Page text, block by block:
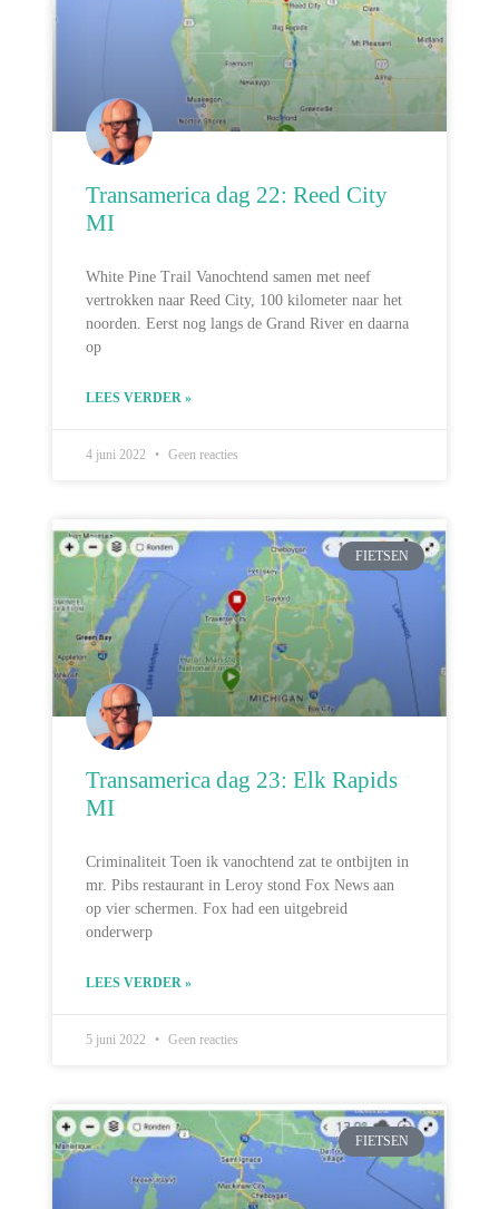
Transamerica dag 22: Reed City
MI
White Pine Trail Vanochtend samen met neef
vertrokken naar Reed City, 100 kilometer naar het
noorden. Eerst nog langs de Grand River en daarna
op
LEES VERDER »
4 juni 2022 Geen reacties
FIETSEN
Transamerica dag 23: Elk Rapids
MI
Criminaliteit Toen ik vanochtend zat te ontbijten in
mr. Pibs restaurant in Leroy stond Fox News aan
op vier schermen. Fox had een uitgebreid
onderwerp
LEES VERDER »
5 juni 2022 Geen reacties
FIETSEN